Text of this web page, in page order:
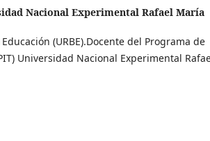
Nacional Experimental Rafael María
(URBE).Docente del Programa de
Universidad Nacional Experimental